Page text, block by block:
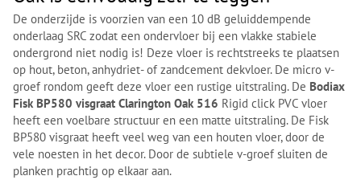
De onderzijde is voorzien van een 10 dB geluiddempende
onderlaag SRC zodat een ondervloer bij een vlakke stabiele
ondergrond niet nodig is! Deze vloer is rechtstreeks te plaatsen
op hout, beton, anhydriet- of zandcement dekvloer. De micro v-
groef rondom geeft deze vloer een rustige uitstraling. De Bodiax
Fisk BP580 visgraat Clarington Oak 516 Rigid click PVC vloer
heeft een voelbare structuur en een matte uitstraling. De Fisk
BP580 visgraat heeft veel weg van een houten vloer, door de
vele noesten in het decor. Door de subtiele v-groef sluiten de
planken prachtig op elkaar aan.